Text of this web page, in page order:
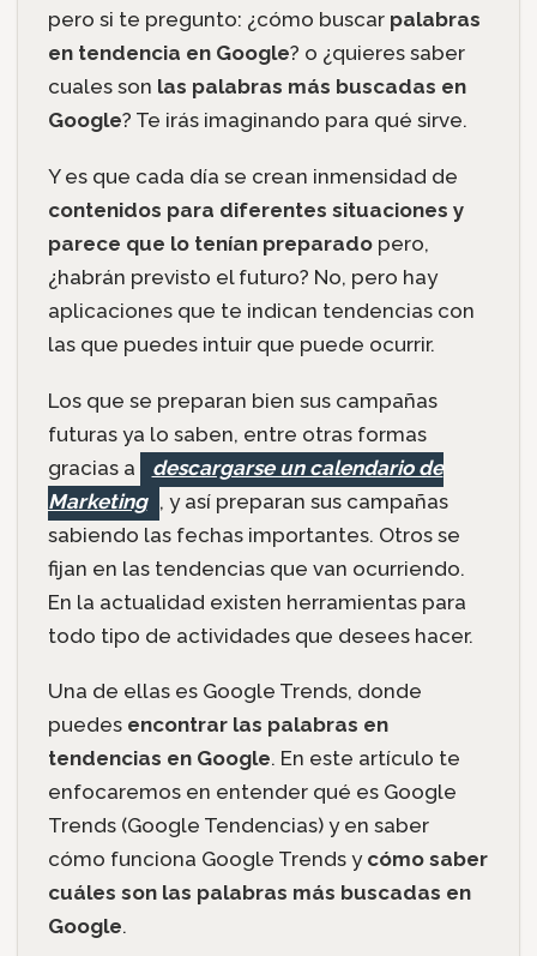
pero si te pregunto: ¿cómo buscar palabras
en tendencia en Google? o ¿quieres saber
cuales son las palabras más buscadas en
Google? Te irás imaginando para qué sirve.
Y es que cada día se crean inmensidad de
contenidos para diferentes situaciones y
parece que lo tenían preparadopero,
¿habrán previsto el futuro? No, pero hay
aplicaciones que te indican tendencias con
las que puedes intuir que puede ocurrir.
Los que se preparan bien sus campañas
futuras ya lo saben, entre otras formas
gracias a
descargarse un calendario de
Marketing , y así preparan sus campañas
sabiendo las fechas importantes. Otros se
fijan en las tendencias que van ocurriendo.
En la actualidad existen herramientas para
todo tipo de actividades que desees hacer.
Una de ellas es Google Trends, donde
puedes encontrar las palabras en
tendencias en Google. En este artículo te
enfocaremos en entender qué es Google
Trends (Google Tendencias) y en saber
cómo funciona Google Trends y cómo saber
cuáles son las palabras más buscadas en
Google.